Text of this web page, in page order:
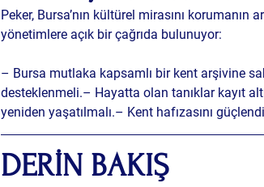
Peker, Bursa’nın kültürel mirasını
yönetimlere açık bir çağrıda bulunuyor:
– Bursa mutlaka kapsamlı bir kent arşivine
desteklenmeli.– Hayatta olan tanıklar kayıt
yeniden yaşatılmalı.– Kent hafızasını
DERİN BAKIŞ